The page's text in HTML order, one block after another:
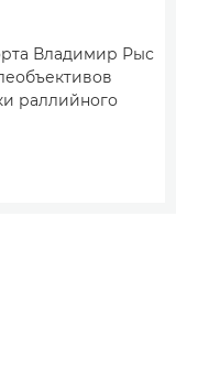
Владимир Рыс
раллийного